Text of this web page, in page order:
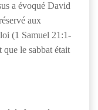
a évoqué David
aux
(1 Samuel 21:1-
le sabbat était